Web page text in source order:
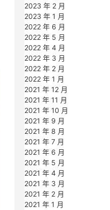
2023 年 2 月
2023 年 1 月
2022 年 6 月
2022 年 5 月
2022 年 4 月
2022 年 3 月
2022 年 2 月
2022 年 1 月
2021 年 12 月
2021 年 11 月
2021 年 10 月
2021 年 9 月
2021 年 8 月
2021 年 7 月
2021 年 6 月
2021 年 5 月
2021 年 4 月
2021 年 3 月
2021 年 2 月
2021 年 1 月